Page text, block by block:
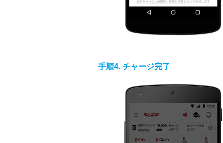
手順4. チャージ完了